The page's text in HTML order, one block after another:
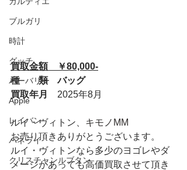
ブルガリ
時計
グッチ
バーバリー
Apple
レイバン
パネライ
クリスチャンルブタン
買取金額　￥80,000-
種　　類　バッグ
買取年月 2025年8月
ルイ・ヴィトン、 キモノMM
お売り頂きありがとうございます。
ルイ・ヴィトンなら多少のヨゴレやダ
メージがあっても高価買取させて頂き